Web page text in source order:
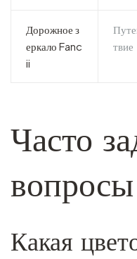
Дорожное з
еркало Fanc
ii
твие
Часто
вопросы
Какая